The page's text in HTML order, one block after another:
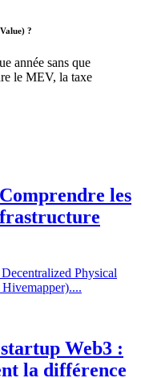
?
année sans que
le MEV, la taxe
les
Physical
Web3 :
la différence